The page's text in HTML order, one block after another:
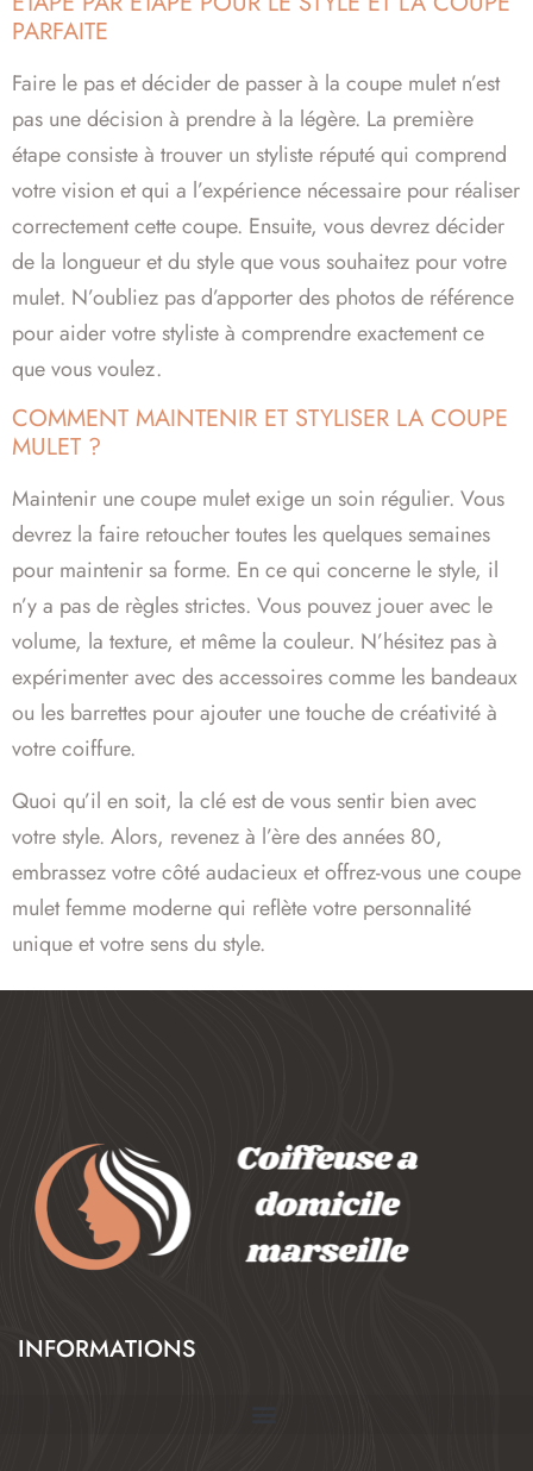
PARFAITE
Faire le pas et décider de passer à la coupe mulet n’est
pas une décision à prendre à la légère. La première
étape consiste à trouver un styliste réputé qui comprend
votre vision et qui a l’expérience nécessaire pour réaliser
correctement cette coupe. Ensuite, vous devrez décider
de la longueur et du style que vous souhaitez pour votre
mulet. N’oubliez pas d’apporter des photos de référence
pour aider votre styliste à comprendre exactement ce
que vous voulez.
COMMENT MAINTENIR ET STYLISER LA COUPE
MULET ?
Maintenir une coupe mulet exige un soin régulier. Vous
devrez la faire retoucher toutes les quelques semaines
pour maintenir sa forme. En ce qui concerne le style, il
n’y a pas de règles strictes. Vous pouvez jouer avec le
volume, la texture, et même la couleur. N’hésitez pas à
expérimenter avec des accessoires comme les bandeaux
ou les barrettes pour ajouter une touche de créativité à
votre coiffure.
Quoi qu’il en soit, la clé est de vous sentir bien avec
votre style. Alors, revenez à l’ère des années 80,
embrassez votre côté audacieux et offrez-vous une coupe
mulet femme moderne qui reflète votre personnalité
unique et votre sens du style.
INFORMATIONS